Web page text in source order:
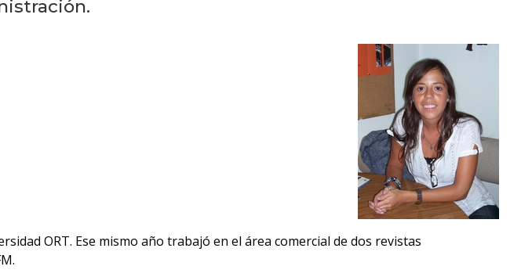
Eventos
anteriores
Testimonios
La
facultad
en
los
medios
ORT. Ese mismo año trabajó en el área comercial de dos revistas